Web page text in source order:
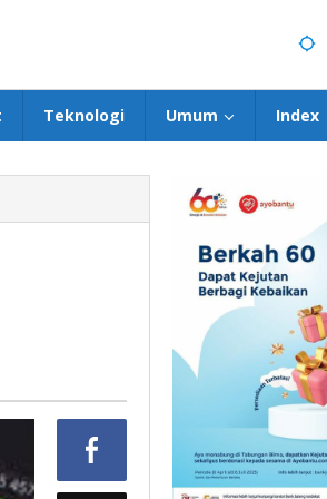
Teknologi Umum Index